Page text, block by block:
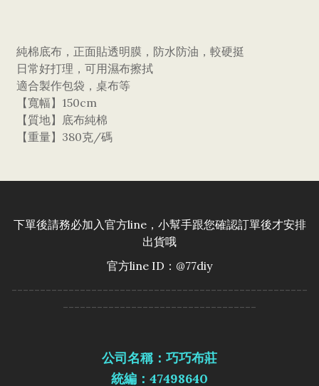
純棉底布，正面貼透明膜，防水防油，較硬挺
日常好打理，可用濕布擦拭
適合製作包袋，桌布等
【寬幅】150cm
【質地】底布純棉
【重量】380克/碼
下單後請務必加入官方line，小幫手跟您確認訂單後才安排
出貨哦
官方line ID：@77diy
----------------------------------------------------
----------------------------------
公司名稱：巧巧布莊
統編：47498640